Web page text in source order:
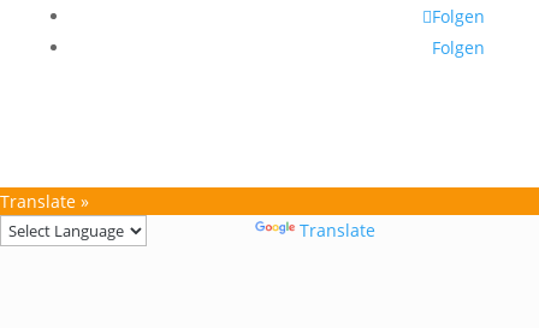
Folgen
Folgen
Translate »
Translate